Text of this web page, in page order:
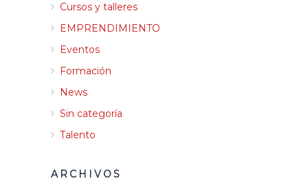
Cursos y talleres
EMPRENDIMIENTO
Eventos
Formación
News
Sin categoría
Talento
ARCHIVOS